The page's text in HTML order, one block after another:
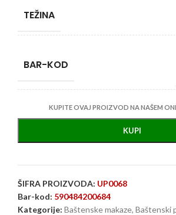
TEŽINA
BAR-KOD
KUPITE OVAJ PROIZVOD NA NAŠEM
KUPI
ŠIFRA PROIZVODA: UP0068
Bar-kod: 590484200684
Kategorije: Baštenske makaze, Baštenski